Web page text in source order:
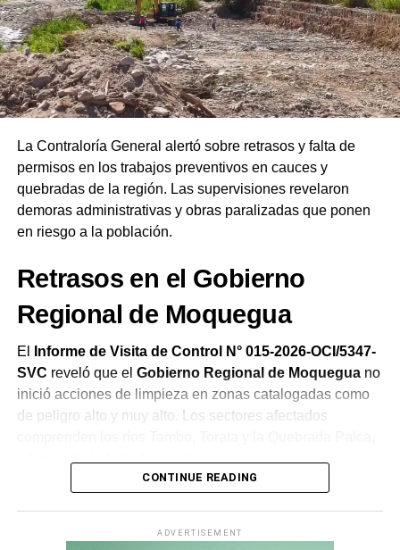
instalación de los representantes en elCongreso y el
Ejecutivo, el líder instó a la ciudadanía a interceder por
las autoridades salientes y entrantes. Finalmente,
remarcó que las Asambleas de Dios del Perú celebran su
19.ª Confraternidad Regional en Ilo reafirmando el
compromiso de la iglesia de orar constantemente por el
bienestar del país.
La Contraloría General alertó sobre retrasos y falta de
permisos en los trabajos preventivos en cauces y
quebradas de la región. Las supervisiones revelaron
demoras administrativas y obras paralizadas que ponen
en riesgo a la población.
Retrasos en el Gobierno
Regional de Moquegua
El
Informe de Visita de Control N° 015-2026-OCI/5347-
SVC reveló que el Gobierno Regional de Moqueguano
inició acciones de limpieza en zonas catalogadas como
de peligro alto y muy alto. Los sectores afectados
descolmatación adjudicado porS/ 70 000quedó
CONTINUE READING
ADVERTISEMENT